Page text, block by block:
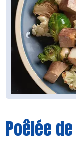
Poêlée